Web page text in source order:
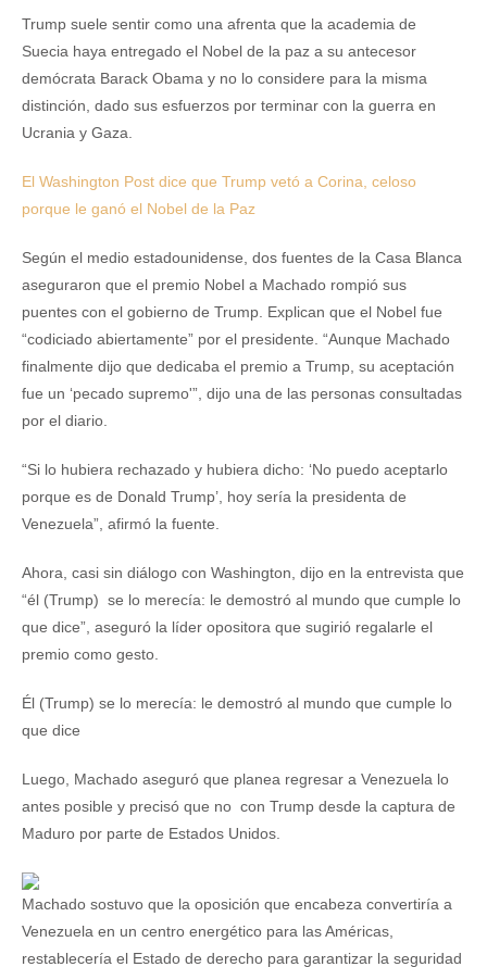
Trump suele sentir como una afrenta que la academia de
Suecia haya entregado el Nobel de la paz a su antecesor
demócrata Barack Obama y no lo considere para la misma
distinción, dado sus esfuerzos por terminar con la guerra en
Ucrania y Gaza.
El Washington Post dice que Trump vetó a Corina, celoso
porque le ganó el Nobel de la Paz
Según el medio estadounidense, dos fuentes de la Casa Blanca
aseguraron que el premio Nobel a Machado rompió sus
puentes con el gobierno de Trump. Explican que el Nobel fue
“codiciado abiertamente” por el presidente. “Aunque Machado
finalmente dijo que dedicaba el premio a Trump, su aceptación
fue un ‘pecado supremo'”, dijo una de las personas consultadas
por el diario.
“Si lo hubiera rechazado y hubiera dicho: ‘No puedo aceptarlo
porque es de Donald Trump’, hoy sería la presidenta de
Venezuela”, afirmó la fuente.
Ahora, casi sin diálogo con Washington, dijo en la entrevista que
“él (Trump) se lo merecía: le demostró al mundo que cumple lo
que dice”, aseguró la líder opositora que sugirió regalarle el
premio como gesto.
Él (Trump) se lo merecía: le demostró al mundo que cumple lo
que dice
Luego, Machado aseguró que planea regresar a Venezuela lo
antes posible y precisó que no con Trump desde la captura de
Maduro por parte de Estados Unidos.
Machado sostuvo que la oposición que encabeza convertiría a
Venezuela en un centro energético para las Américas,
restablecería el Estado de derecho para garantizar la seguridad